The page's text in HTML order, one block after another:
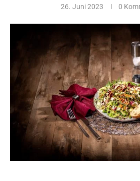
26. Juni 2023 0